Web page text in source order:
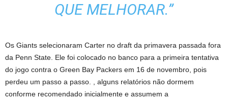
QUE MELHORAR.”
Os Giants selecionaram Carter no draft da primavera passada fora
da Penn State. Ele foi colocado no banco para a primeira tentativa
do jogo contra o Green Bay Packers em 16 de novembro, pois
perdeu um passo a passo. , alguns relatórios não dormem
conforme recomendado inicialmente e assumem a